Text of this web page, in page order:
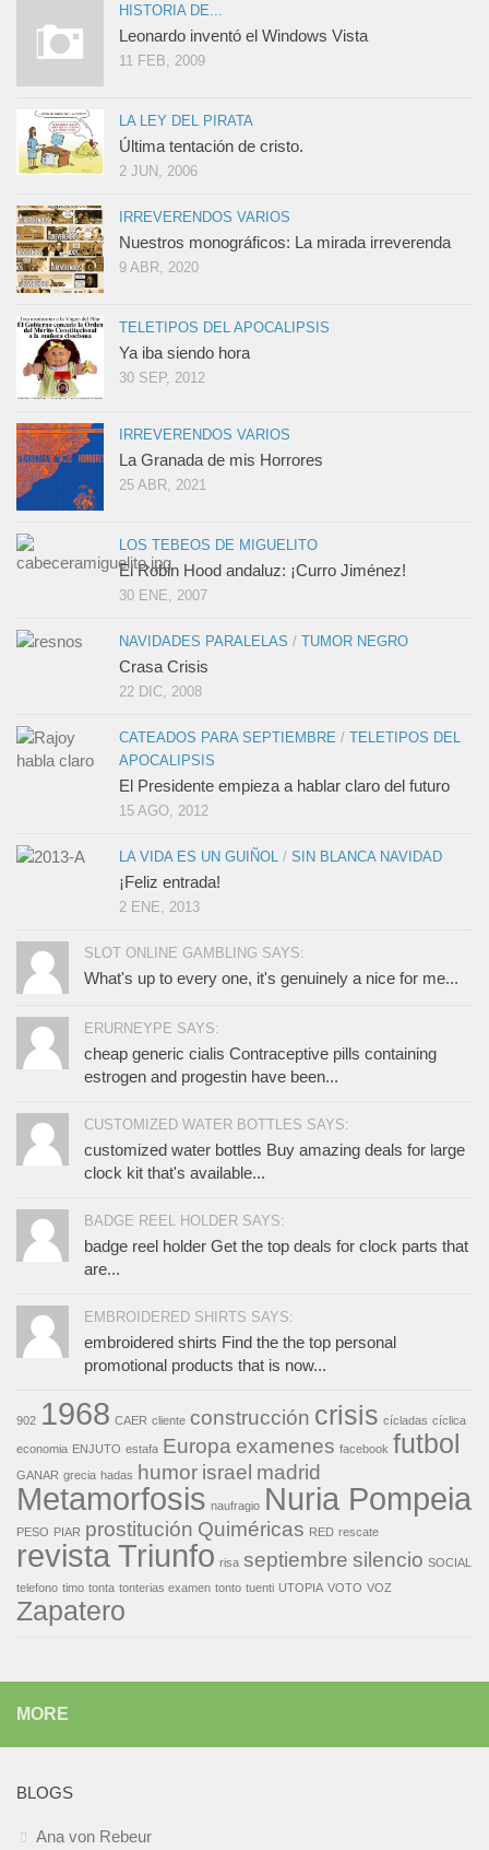
HISTORIA DE...
Leonardo inventó el Windows Vista
11 FEB, 2009
LA LEY DEL PIRATA
Última tentación de cristo.
2 JUN, 2006
IRREVERENDOS VARIOS
Nuestros monográficos: La mirada irreverenda
9 ABR, 2020
TELETIPOS DEL APOCALIPSIS
Ya iba siendo hora
30 SEP, 2012
IRREVERENDOS VARIOS
La Granada de mis Horrores
25 ABR, 2021
LOS TEBEOS DE MIGUELITO
El Robin Hood andaluz: ¡Curro Jiménez!
30 ENE, 2007
NAVIDADES PARALELAS / TUMOR NEGRO
Crasa Crisis
22 DIC, 2008
CATEADOS PARA SEPTIEMBRE / TELETIPOS DEL
APOCALIPSIS
El Presidente empieza a hablar claro del futuro
15 AGO, 2012
LA VIDA ES UN GUIÑOL / SIN BLANCA NAVIDAD
¡Feliz entrada!
2 ENE, 2013
SLOT ONLINE GAMBLING SAYS:
What's up to every one, it's genuinely a nice for me...
ERURNEYPE SAYS:
cheap generic cialis Contraceptive pills containing
estrogen and progestin have been...
CUSTOMIZED WATER BOTTLES SAYS:
customized water bottles Buy amazing deals for large
clock kit that's available...
BADGE REEL HOLDER SAYS:
badge reel holder Get the top deals for clock parts that
are...
EMBROIDERED SHIRTS SAYS:
embroidered shirts Find the the top personal
promotional products that is now...
902 1968 CAER cliente construcción crisis cícladas cíclica
economia ENJUTO estafa Europa examenes facebook futbol
GANAR grecia hadas humor israel madrid
Metamorfosis naufragio Nuria Pompeia
PESO PIAR prostitución Quiméricas RED rescate
revista Triunfo risa septiembre silencio SOCIAL
telefono timo tonta tonterias examen tonto tuenti UTOPIA VOTO VOZ
Zapatero
MORE
BLOGS
Ana von Rebeur